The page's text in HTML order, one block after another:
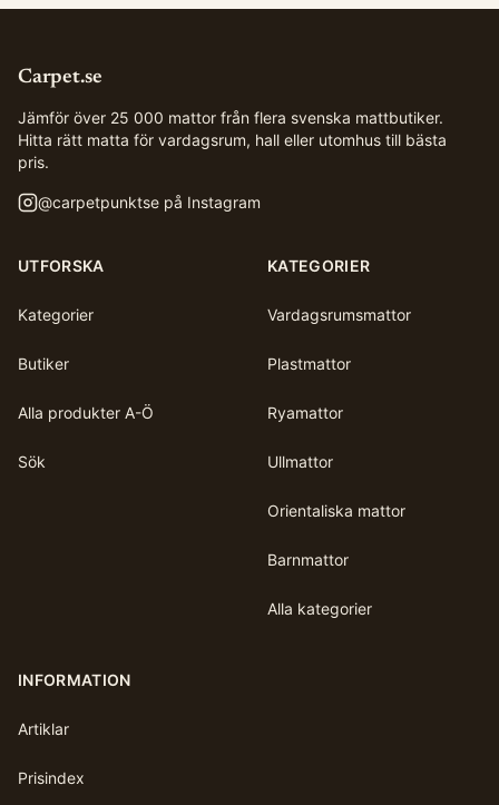
Carpet.se
Jämför över 25 000 mattor från flera svenska mattbutiker.
Hitta rätt matta för vardagsrum, hall eller utomhus till bästa
pris.
@carpetpunktse på Instagram
UTFORSKA
Kategorier
Butiker
Alla produkter A-Ö
Sök
KATEGORIER
Vardagsrumsmattor
Plastmattor
Ryamattor
Ullmattor
Orientaliska mattor
Barnmattor
Alla kategorier
INFORMATION
Artiklar
Prisindex